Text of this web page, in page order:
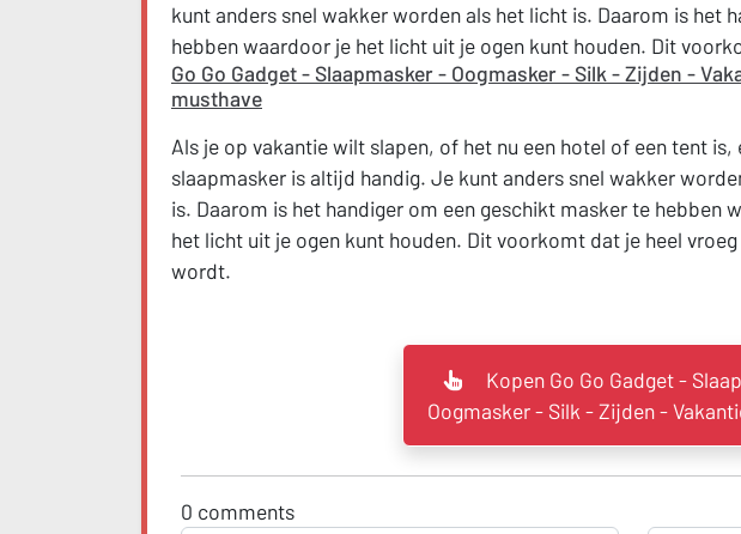
kunt anders snel wakker worden als het licht is. Daarom is het
hebben waardoor je het licht uit je ogen kunt houden. Dit
Go Go Gadget - Slaapmasker - Oogmasker - Silk - Zijden -
musthave
Als je op vakantie wilt slapen, of het nu een hotel of een tent is,
slaapmasker is altijd handig. Je kunt anders snel wakker
is. Daarom is het handiger om een geschikt masker te hebben
het licht uit je ogen kunt houden. Dit voorkomt dat je heel
wordt.
Kopen Go Go Gadget -
Oogmasker - Silk - Zijden -
0 comments